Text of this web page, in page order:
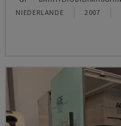
NIEDERLANDE 2007